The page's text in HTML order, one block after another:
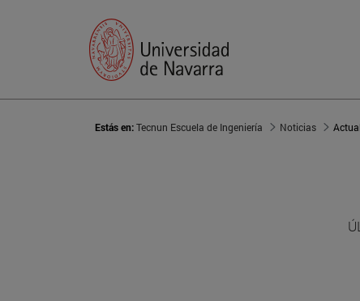
Estás en:Tecnun Escuela de Ingeniería Noticias